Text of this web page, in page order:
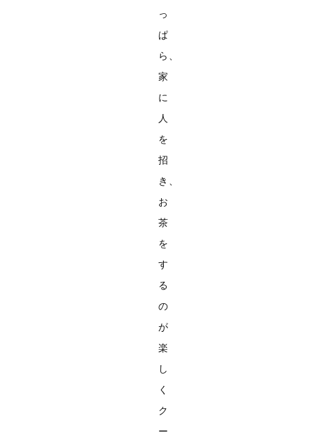
っ
ぱ
ら、
家
に
人
を
招
き、
お
茶
を
す
る
の
が
楽
し
く
ク
ー